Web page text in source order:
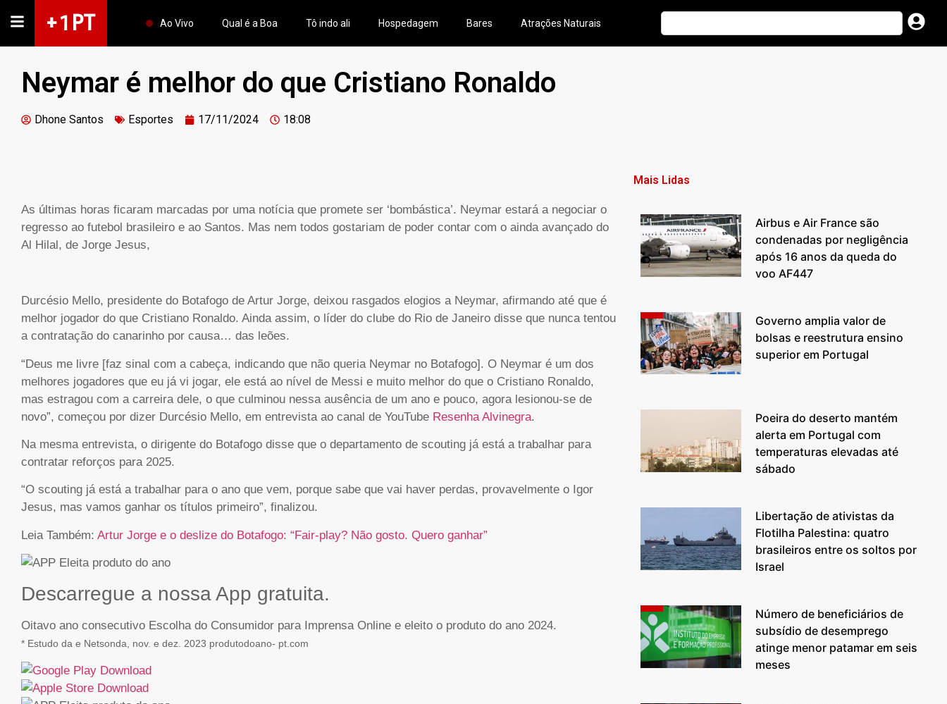
+ 1 PT Ao Vivo Qual é a Boa Tô indo ali Hospedagem Bares Atrações Naturais
Neymar é melhor do que Cristiano Ronaldo
Dhone Santos Esportes 17/11/2024 18:08
As últimas horas ficaram marcadas por uma notícia que promete ser ‘bombástica’. Neymar estará a negociar o
regresso ao futebol brasileiro e ao Santos. Mas nem todos gostariam de poder contar com o ainda avançado do
Al Hilal, de Jorge Jesus,
Durcésio Mello, presidente do Botafogo de Artur Jorge, deixou rasgados elogios a Neymar, afirmando até que é
melhor jogador do que Cristiano Ronaldo. Ainda assim, o líder do clube do Rio de Janeiro disse que nunca tentou
a contratação do canarinho por causa… das leões.
“Deus me livre [faz sinal com a cabeça, indicando que não queria Neymar no Botafogo]. O Neymar é um dos
melhores jogadores que eu já vi jogar, ele está ao nível de Messi e muito melhor do que o Cristiano Ronaldo,
mas estragou com a carreira dele, o que culminou nessa ausência de um ano e pouco, agora lesionou-se de
novo”, começou por dizer Durcésio Mello, em entrevista ao canal de YouTube Resenha Alvinegra.
Na mesma entrevista, o dirigente do Botafogo disse que o departamento de scouting já está a trabalhar para
contratar reforços para 2025.
“O scouting já está a trabalhar para o ano que vem, porque sabe que vai haver perdas, provavelmente o Igor
Jesus, mas vamos ganhar os títulos primeiro”, finalizou.
Leia Também: Artur Jorge e o deslize do Botafogo: “Fair-play? Não gosto. Quero ganhar”
Descarregue a nossa App gratuita.
Oitavo ano consecutivo Escolha do Consumidor para Imprensa Online e eleito o produto do ano 2024.
* Estudo da e Netsonda, nov. e dez. 2023 produtodoano- pt.com
Mais Lidas
Airbus e Air France são
condenadas por negligência
após 16 anos da queda do
voo AF447
Governo amplia valor de
bolsas e reestrutura ensino
superior em Portugal
Poeira do deserto mantém
alerta em Portugal com
temperaturas elevadas até
sábado
Libertação de ativistas da
Flotilha Palestina: quatro
brasileiros entre os soltos por
Israel
Número de beneficiários de
subsídio de desemprego
atinge menor patamar em seis
meses